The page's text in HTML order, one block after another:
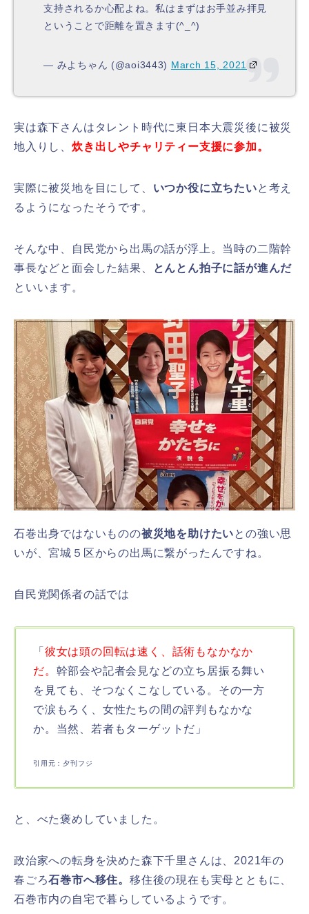
支持されるか心配よね。私はまずはお手並み拝見
ということで距離を置きます(^_^)
— みよちゃん (@aoi3443) March 15, 2021
実は森下さんはタレント時代に東日本大震災後に被災
地入りし、 炊き出しやチャリティー支援に参加。
実際に被災地を目にして、 いつか役に立ちたいと考え
るようになったそうです。
そんな中、自民党から出馬の話が浮上。当時の二階幹
事長などと面会した結果、
とんとん拍子に話が進んだ
といいます。
石巻出身ではないものの被災地を助けたいとの強い思
いが、宮城５区からの出馬に繋がったんですね。
自民党関係者の話では
「 彼女は頭の回転は速く、話術もなかなか
だ。 幹部会や記者会見などの立ち居振る舞い
を見ても、そつなくこなしている。その一方
で涙もろく、女性たちの間の評判もなかな
か。当然、若者もターゲットだ」
引用元：夕刊フジ
と、べた褒めしていました。
政治家への転身を決めた森下千里さんは、2021年の
春ごろ石巻市へ移住。移住後の現在も実母とともに、
石巻市内の自宅で暮らしているようです。